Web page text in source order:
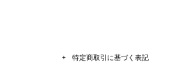
特定商取引に基づく表記